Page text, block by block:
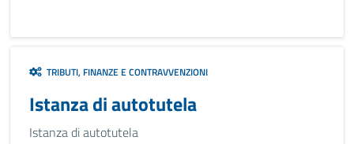
TRIBUTI, FINANZE E CONTRAVVENZIONI
Istanza di autotutela
Istanza di autotutela